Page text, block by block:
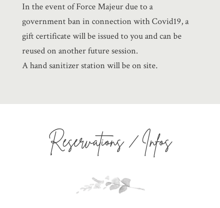
In the event of Force Majeur due to a
government ban in connection with Covid19, a
gift certificate will be issued to you and can be
reused on another future session.
A hand sanitizer station will be on site.
Réservations / Infos